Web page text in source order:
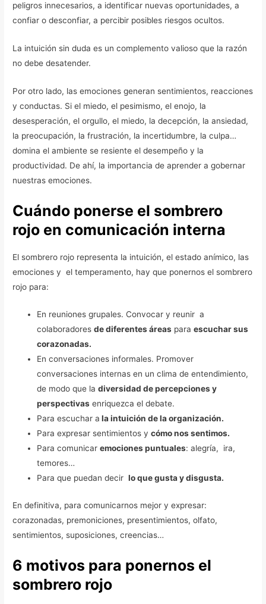
peligros innecesarios, a identificar nuevas oportunidades, a
confiar o desconfiar, a percibir posibles riesgos ocultos.
La intuición sin duda es un complemento valioso que la razón
no debe desatender.
Por otro lado, las emociones generan sentimientos, reacciones
y conductas. Si el miedo, el pesimismo, el enojo, la
desesperación, el orgullo, el miedo, la decepción, la ansiedad,
la preocupación, la frustración, la incertidumbre, la culpa…
domina el ambiente se resiente el desempeño y la
productividad. De ahí, la importancia de aprender a gobernar
nuestras emociones.
Cuándo ponerse el sombrero
rojo en comunicación interna
El sombrero rojo representa la intuición, el estado anímico, las
emociones y el temperamento, hay que ponernos el sombrero
rojo para:
En reuniones grupales. Convocar y reunir a
colaboradoresde diferentes áreas paraescuchar sus
corazonadas.
En conversaciones informales. Promover
conversaciones internas en un clima de entendimiento,
de modo que ladiversidad de percepciones y
perspectivas enriquezca el debate.
Para escuchar a la intuición de la organización.
Para expresar sentimientos ycómo nos sentimos.
Para comunicaremociones puntuales: alegría, ira,
temores…
Para que puedan decirlo que gusta y disgusta.
En definitiva, para comunicarnos mejor y expresar:
corazonadas, premoniciones, presentimientos, olfato,
sentimientos, suposiciones, creencias…
6 motivos para ponernos el
sombrero rojo